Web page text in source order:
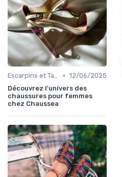
Escarpins et Talons • 12/06/2025
Découvrez l'univers des
chaussures pour femmes
chez Chaussea